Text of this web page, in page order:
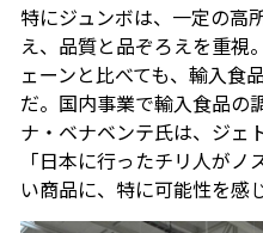
特にジュンボは、一定の高
え、品質と品ぞろえを重視
ェーンと比べても、輸入食
だ。国内事業で輸入食品の
ナ・ベナベンテ氏は、ジェ
「日本に行ったチリ人が
い商品に、特に可能性を感